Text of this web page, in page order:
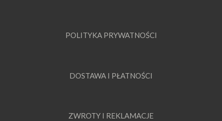
POLITYKA PRYWATNOŚCI
DOSTAWA I PŁATNOŚCI
ZWROTY I REKLAMACJE